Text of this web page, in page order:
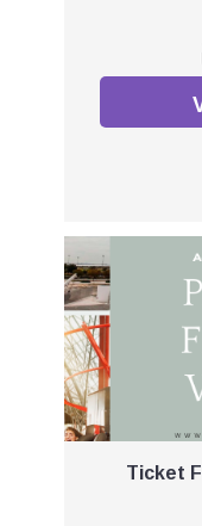
Ticket